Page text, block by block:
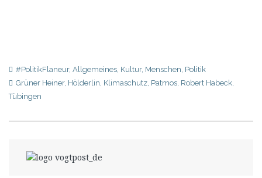
#PolitikFlaneur, Allgemeines, Kultur, Menschen, Politik
Grüner Heiner, Hölderlin, Klimaschutz, Patmos, Robert Habeck,
Tübingen